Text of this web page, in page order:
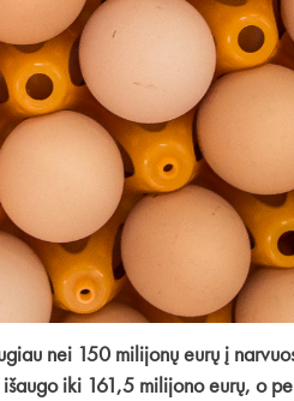
nei 150 milijonų eurų į
iki 161,5 milijono eurų, o